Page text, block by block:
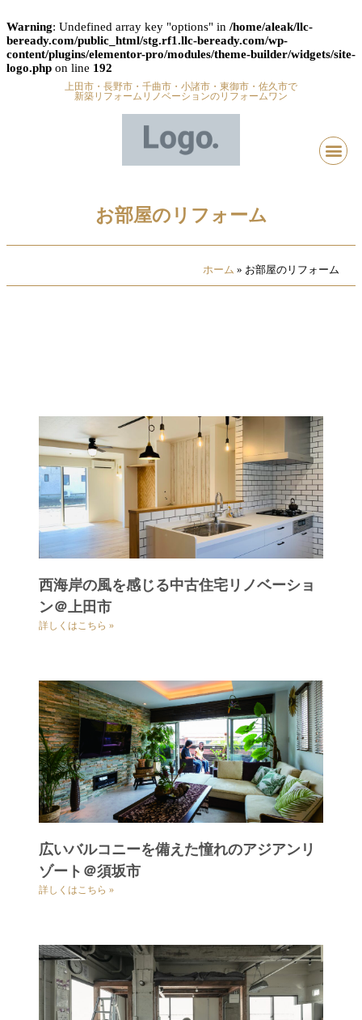
Warning: Undefined array key "options" in /home/aleak/llc-
beready.com/public_html/stg.rf1.llc-beready.com/wp-
content/plugins/elementor-pro/modules/theme-builder/widgets/site-
logo.php on line 192
上田市・長野市・千曲市・小諸市・東御市・佐久市で
新築リフォームリノベーションのリフォームワン
お部屋のリフォーム
ホーム » お部屋のリフォーム
西海岸の風を感じる中古住宅リノベーショ
ン＠上田市
詳しくはこちら »
広いバルコニーを備えた憧れのアジアンリ
ゾート＠須坂市
詳しくはこちら »